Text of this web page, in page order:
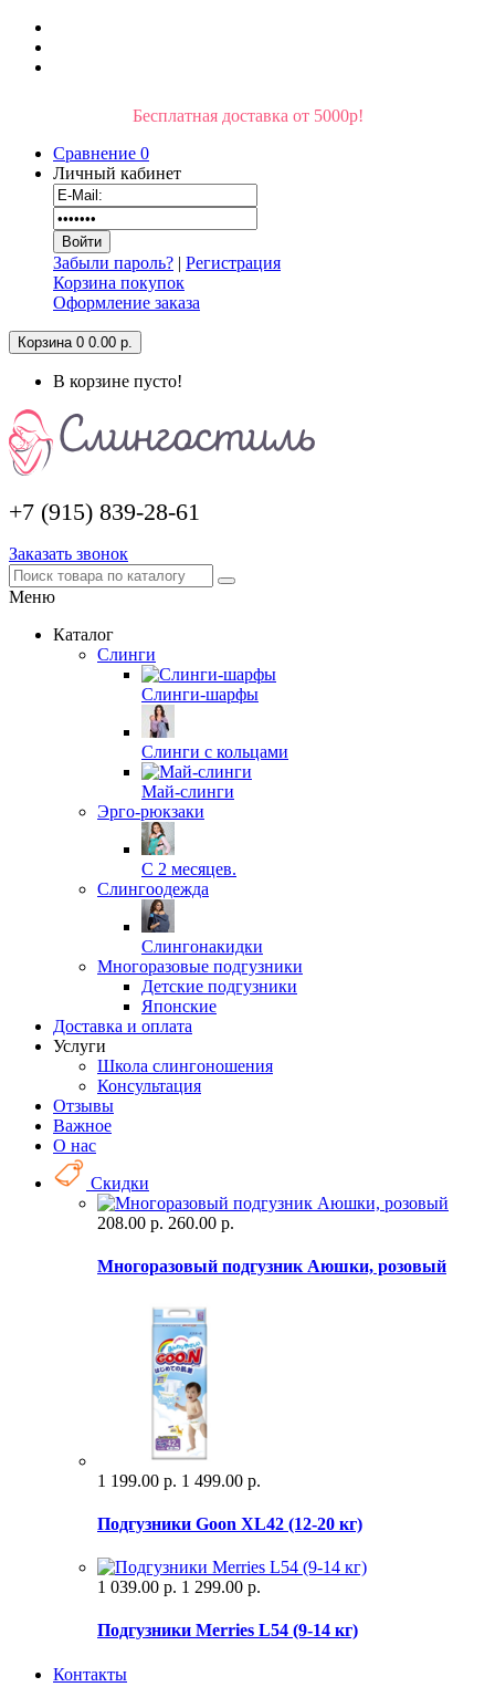
Бесплатная доставка от 5000р!
Сравнение 0
Личный кабинет
Забыли пароль? | Регистрация
Корзина покупок
Оформление заказа
Корзина 0 0.00 р.
В корзине пусто!
+7 (915) 839-28-61
Заказать звонок
Меню
Каталог
Слинги
Слинги-шарфы
Слинги с кольцами
Май-слинги
Эрго-рюкзаки
С 2 месяцев.
Слингоодежда
Слингонакидки
Многоразовые подгузники
Детские подгузники
Японские
Доставка и оплата
Услуги
Школа слингоношения
Консультация
Отзывы
Важное
О нас
Скидки
208.00 р. 260.00 р.
Многоразовый подгузник Аюшки, розовый
1 199.00 р. 1 499.00 р.
Подгузники Goon XL42 (12-20 кг)
1 039.00 р. 1 299.00 р.
Подгузники Merries L54 (9-14 кг)
Контакты